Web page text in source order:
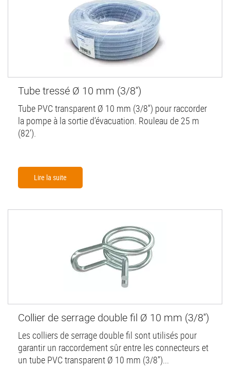
Tube tressé Ø 10 mm (3/8'')
Tube PVC transparent Ø 10 mm (3/8'') pour raccorder
la pompe à la sortie d’évacuation. Rouleau de 25 m
(82').
Lire la suite
Collier de serrage double fil Ø 10 mm (3/8'')
Les colliers de serrage double fil sont utilisés pour
garantir un raccordement sûr entre les connecteurs et
un tube PVC transparent Ø 10 mm (3/8'')...